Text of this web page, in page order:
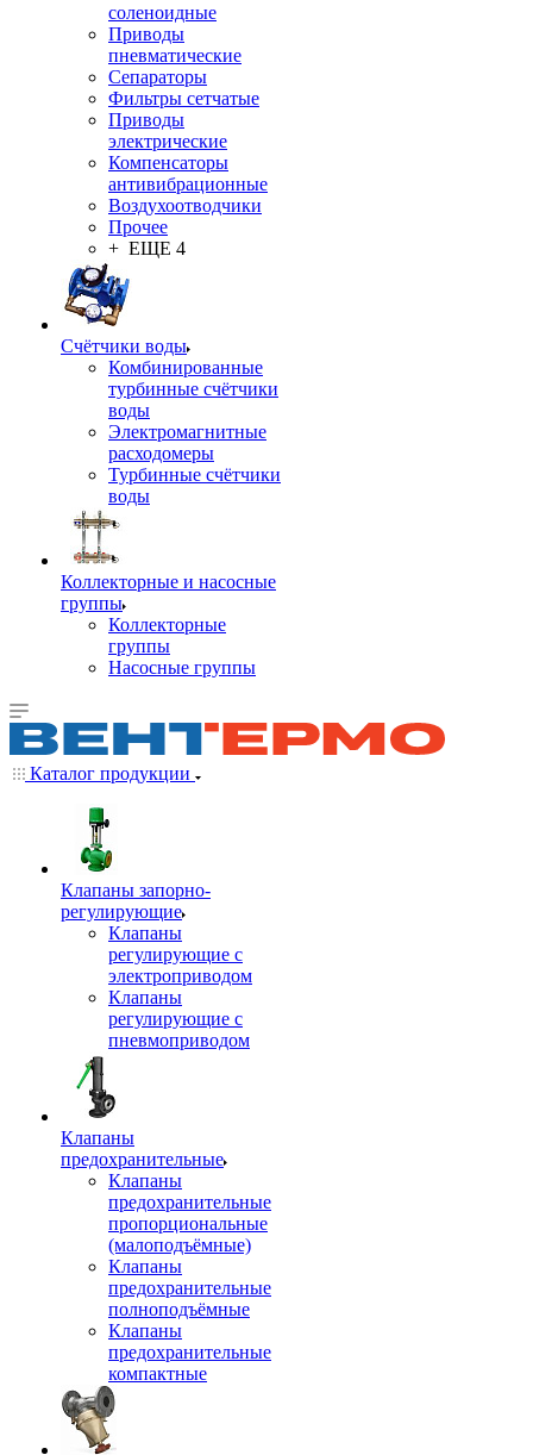
соленоидные
Приводы
пневматические
Сепараторы
Фильтры сетчатые
Приводы
электрические
Компенсаторы
антивибрационные
Воздухоотводчики
Прочее
+ ЕЩЕ 4
Счётчики воды
Комбинированные
турбинные счётчики
воды
Электромагнитные
расходомеры
Турбинные счётчики
воды
Коллекторные и насосные
группы
Коллекторные
группы
Насосные группы
Каталог продукции
Клапаны запорно-
регулирующие
Клапаны
регулирующие с
электроприводом
Клапаны
регулирующие с
пневмоприводом
Клапаны
предохранительные
Клапаны
предохранительные
пропорциональные
(малоподъёмные)
Клапаны
предохранительные
полноподъёмные
Клапаны
предохранительные
компактные